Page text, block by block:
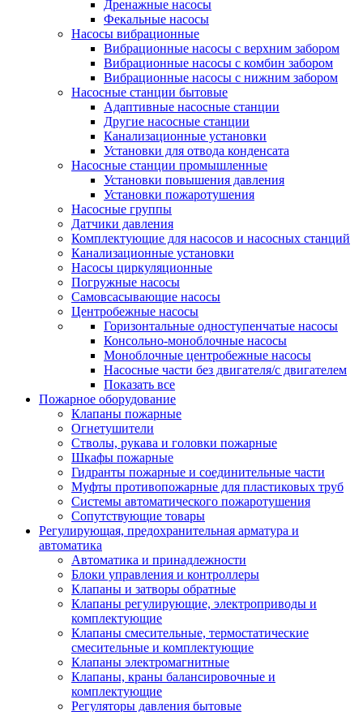
Дренажные насосы
Фекальные насосы
Насосы вибрационные
Вибрационные насосы с верхним забором
Вибрационные насосы с комбин забором
Вибрационные насосы с нижним забором
Насосные станции бытовые
Адаптивные насосные станции
Другие насосные станции
Канализационные установки
Установки для отвода конденсата
Насосные станции промышленные
Установки повышения давления
Установки пожаротушения
Насосные группы
Датчики давления
Комплектующие для насосов и насосных станций
Канализационные установки
Насосы циркуляционные
Погружные насосы
Самовсасывающие насосы
Центробежные насосы
Горизонтальные одноступенчатые насосы
Консольно-моноблочные насосы
Моноблочные центробежные насосы
Насосные части без двигателя/с двигателем
Показать все
Пожарное оборудование
Клапаны пожарные
Огнетушители
Стволы, рукава и головки пожарные
Шкафы пожарные
Гидранты пожарные и соединительные части
Муфты противопожарные для пластиковых труб
Системы автоматического пожаротушения
Сопутствующие товары
Регулирующая, предохранительная арматура и
автоматика
Автоматика и принадлежности
Блоки управления и контроллеры
Клапаны и затворы обратные
Клапаны регулирующие, электроприводы и
комплектующие
Клапаны смесительные, термостатические
смесительные и комплектующие
Клапаны электромагнитные
Клапаны, краны балансировочные и
комплектующие
Регуляторы давления бытовые